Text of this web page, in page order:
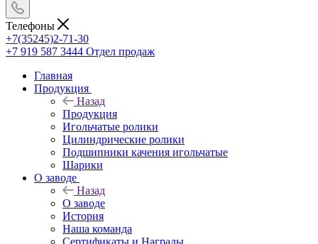
Телефоны
+7(35245)2-71-30
+7 919 587 3444 Отдел продаж
Главная
Продукция
Назад
Продукция
Игольчатые ролики
Цилиндрические ролики
Подшипники качения игольчатые
Шарики
О заводе
Назад
О заводе
История
Наша команда
Сертификаты и Награды